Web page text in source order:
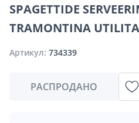
SPAGETTIDE
TRAMONTINA UTILITA
Артикул: 734339
РАСПРОДАНО